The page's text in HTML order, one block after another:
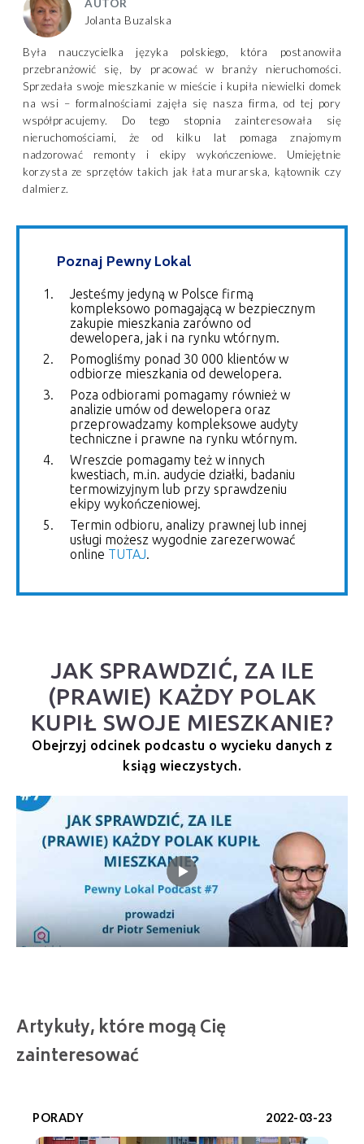
AUTOR
Jolanta Buzalska
Była nauczycielka języka polskiego, która postanowiła
przebranżowić się, by pracować w branży nieruchomości.
Sprzedała swoje mieszkanie w mieście i kupiła niewielki domek
na wsi – formalnościami zajęła się nasza firma, od tej pory
współpracujemy. Do tego stopnia zainteresowała się
nieruchomościami, że od kilku lat pomaga znajomym
nadzorować remonty i ekipy wykończeniowe. Umiejętnie
korzysta ze sprzętów takich jak łata murarska, kątownik czy
dalmierz.
Poznaj Pewny Lokal
Jesteśmy jedyną w Polsce firmą
kompleksowo pomagającą w bezpiecznym
zakupie mieszkania zarówno od
dewelopera, jak i na rynku wtórnym.
Pomogliśmy ponad 30 000 klientów w
odbiorze mieszkania od dewelopera.
Poza odbiorami pomagamy również w
analizie umów od dewelopera oraz
przeprowadzamy kompleksowe audyty
techniczne i prawne na rynku wtórnym.
Wreszcie pomagamy też w innych
kwestiach, m.in. audycie działki, badaniu
termowizyjnym lub przy sprawdzeniu
ekipy wykończeniowej.
Termin odbioru, analizy prawnej lub innej
usługi możesz wygodnie zarezerwować
online TUTAJ
JAK SPRAWDZIĆ, ZA ILE
(PRAWIE) KAŻDY POLAK
KUPIŁ SWOJE MIESZKANIE?
Obejrzyj odcinek podcastu o wycieku danych z
ksiąg wieczystych.
Artykuły, które mogą Cię
zainteresować
PORADY 2022-03-23